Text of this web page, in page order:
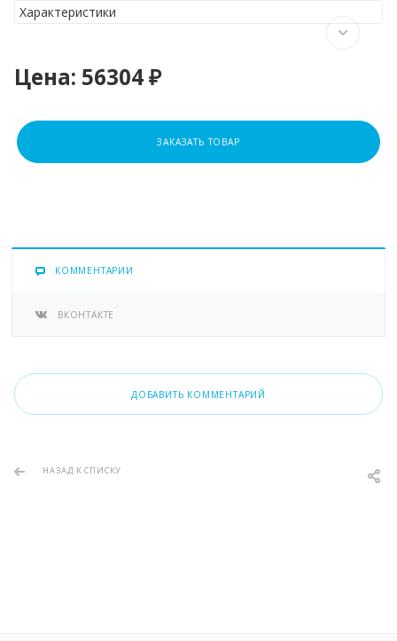
Характеристики
Цена: 56304 ₽
ЗАКАЗАТЬ ТОВАР
КОММЕНТАРИИ
ВКОНТАКТЕ
ДОБАВИТЬ КОММЕНТАРИЙ
НАЗАД К СПИСКУ